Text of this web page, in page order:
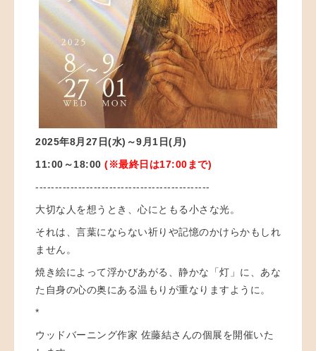
2025年8月27日(水)～9月1日(月)
11:00～18:00 (※最終日は17:00まで)
---------------------------------------------
大切な人を想うとき、心にともる小さな光。
それは、言葉にならない祈りや記憶のかけらかもしれ
ません。
焼き絵によって浮かびあがる、静かな「灯」に、 あな
た自身の心の奥にある温もりが重なりますように。
*
ウッドバーニング作家 佐藤結さんの個展を開催いた